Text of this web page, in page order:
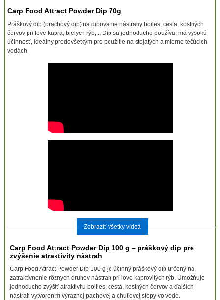
Carp Food Attract Powder Dip 70g
Práškový dip (prachový dip) na dipovanie nástrahy boiles, cesta, kostných
červov pri love kapra, bielych rýb,... Dip sa jednoducho používa, má vysokú
účinnosť, ideálny predovšetkým pre použitie na stojatých a mierne tečúcich
vodách.
Zobraziť všetky videá
Carp Food Attract Powder Dip 100 g – práškový dip pre
zvýšenie atraktivity nástrah
Carp Food Attract Powder Dip 100 g je účinný práškový dip určený na
zatraktívnenie rôznych druhov nástrah pri love kaprovitých rýb. Umožňuje
jednoducho zvýšiť atraktivitu boilies, cesta, kostných červov a ďalších
nástrah vytvorením výraznej pachovej a chuťovej stopy vo vode.